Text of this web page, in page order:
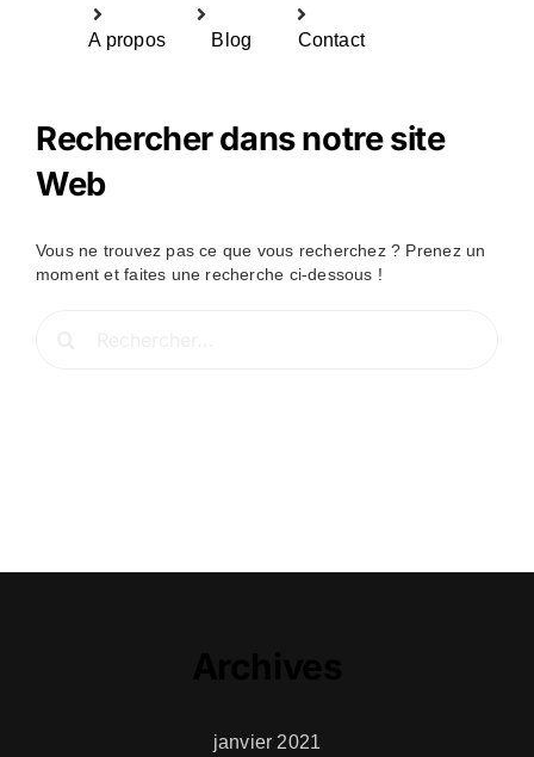
A propos Blog Contact
Rechercher dans notre site
Web
Vous ne trouvez pas ce que vous recherchez ? Prenez un
moment et faites une recherche ci-dessous !
janvier 2021